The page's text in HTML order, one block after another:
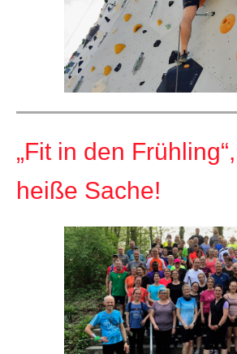
„Fit in den
heiße Sache!